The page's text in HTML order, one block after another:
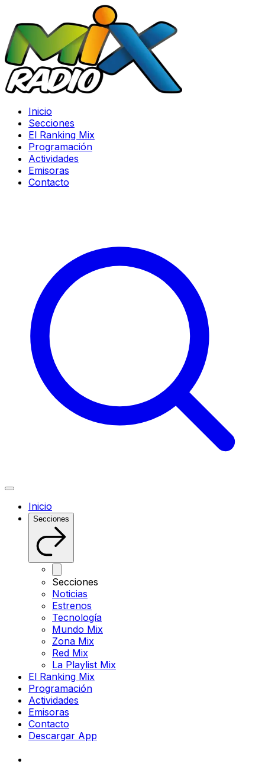
Inicio
Secciones
El Ranking Mix
Programación
Actividades
Emisoras
Contacto
Inicio
Secciones
Secciones
Noticias
Estrenos
Tecnología
Mundo Mix
Zona Mix
Red Mix
La Playlist Mix
El Ranking Mix
Programación
Actividades
Emisoras
Contacto
Descargar App